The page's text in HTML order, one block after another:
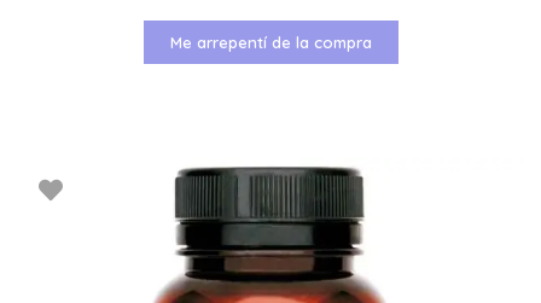
Me arrepentí de la compra